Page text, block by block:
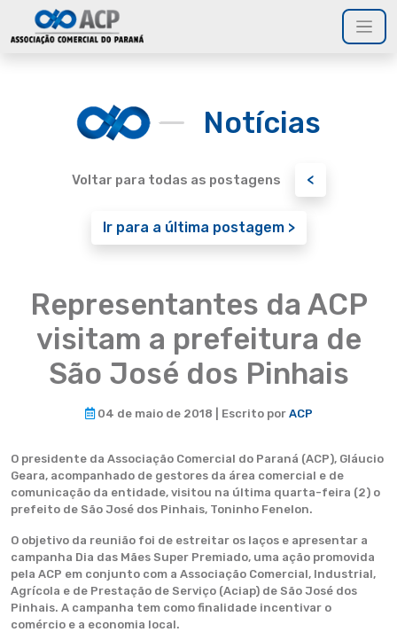
Notícias
Voltar para todas as postagens <
Ir para a última postagem >
Representantes da ACP
visitam a prefeitura de
São José dos Pinhais
04 de maio de 2018 | Escrito por ACP
O presidente da Associação Comercial do Paraná (ACP), Gláucio
Geara, acompanhado de gestores da área comercial e de
comunicação da entidade, visitou na última quarta-feira (2) o
prefeito de São José dos Pinhais, Toninho Fenelon.
O objetivo da reunião foi de estreitar os laços e apresentar a
campanha Dia das Mães Super Premiado, uma ação promovida
pela ACP em conjunto com a Associação Comercial, Industrial,
Agrícola e de Prestação de Serviço (Aciap) de São José dos
Pinhais. A campanha tem como finalidade incentivar o
comércio e a economia local.